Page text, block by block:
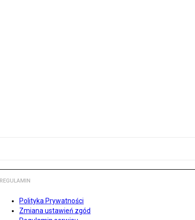
REGULAMIN
Polityka Prywatności
Zmiana ustawień zgód